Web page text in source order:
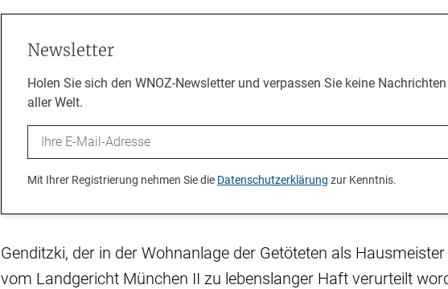
Newsletter
Holen Sie sich den WNOZ-Newsletter und verpassen Sie keine
aller Welt.
Email
Mit Ihrer Registrierung nehmen Sie die Datenschutzerklärung zur Kenntnis.
Genditzki, der in der Wohnanlage der Getöteten als
vom Landgericht München II zu lebenslanger Haft verurteilt